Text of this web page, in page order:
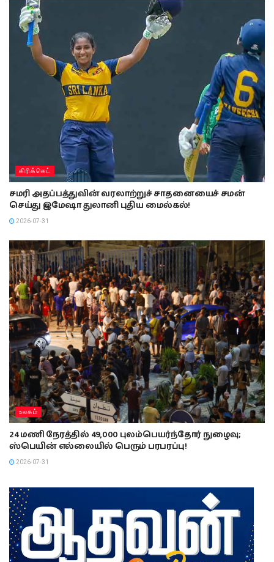
கிரிக்கெட்
சமரி அதப்பத்துவின் வரலாற்றுச் சாதனையைச் சமன்
செய்து இமேஷா துலானி புதிய மைல்கல்!
2026-07-31
உலகம்
24 மணி நேரத்தில் 49,000 புலம்பெயர்ந்தோர் நுழைவு;
ஸ்பெயின் எல்லையில் பெரும் பரபரப்பு!
2026-07-31